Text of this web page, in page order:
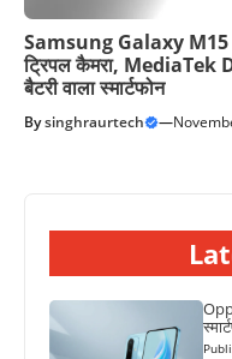
Samsung Galaxy M15
ट्रिपल कैमरा,
बैटरी वाला स्मार्टफोन
Bysinghraurtech —